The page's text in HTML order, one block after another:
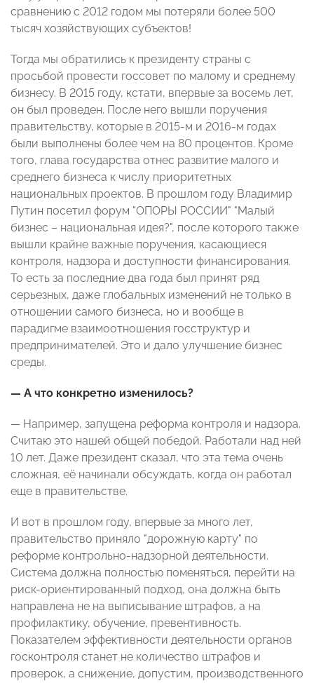
сравнению с 2012 годом мы потеряли более 500
тысяч хозяйствующих субъектов!
Тогда мы обратились к президенту страны с
просьбой провести госсовет по малому и среднему
бизнесу. В 2015 году, кстати, впервые за восемь лет,
он был проведен. После него вышли поручения
правительству, которые в 2015-м и 2016-м годах
были выполнены более чем на 80 процентов. Кроме
того, глава государства отнес развитие малого и
среднего бизнеса к числу приоритетных
национальных проектов. В прошлом году Владимир
Путин посетил форум "ОПОРЫ РОССИИ" "Малый
бизнес – национальная идея?", после которого также
вышли крайне важные поручения, касающиеся
контроля, надзора и доступности финансирования.
То есть за последние два года был принят ряд
серьезных, даже глобальных изменений не только в
отношении самого бизнеса, но и вообще в
парадигме взаимоотношения госструктур и
предпринимателей. Это и дало улучшение бизнес
среды.
— А что конкретно изменилось?
— Например, запущена реформа контроля и надзора.
Считаю это нашей общей победой. Работали над ней
10 лет. Даже президент сказал, что эта тема очень
сложная, её начинали обсуждать, когда он работал
еще в правительстве.
И вот в прошлом году, впервые за много лет,
правительство приняло "дорожную карту" по
реформе контрольно-надзорной деятельности.
Система должна полностью поменяться, перейти на
риск-ориентированный подход, она должна быть
направлена не на выписывание штрафов, а на
профилактику, обучение, превентивность.
Показателем эффективности деятельности органов
госконтроля станет не количество штрафов и
проверок, а снижение, допустим, производственного